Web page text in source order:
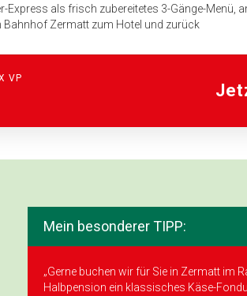
Express als frisch zubereitetes 3-Gänge-Menü,
Zermatt zum Hotel und zurück
für das Fahrpersonal des
Menü) im 4-Sterne Superior Hotel in St. Moritz
Bergbahnen inkl. öffentlicher Bus-
VP
Mein besonderer TIPP:
„Gerne buchen wir für Sie in Zermatt im
Halbpension ein klassisches Käse-